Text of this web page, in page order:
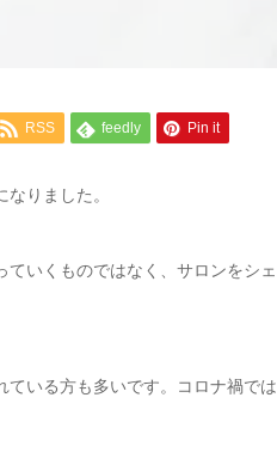
RSS feedly Pin it
りました。
いくものではなく、サロンをシ
いる方も多いです。コロナ禍で